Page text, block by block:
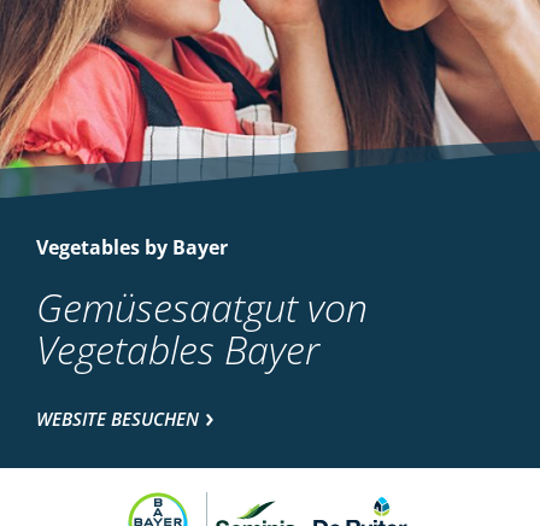
Vegetables by Bayer
Gemüsesaatgut von
Vegetables Bayer
WEBSITE BESUCHEN